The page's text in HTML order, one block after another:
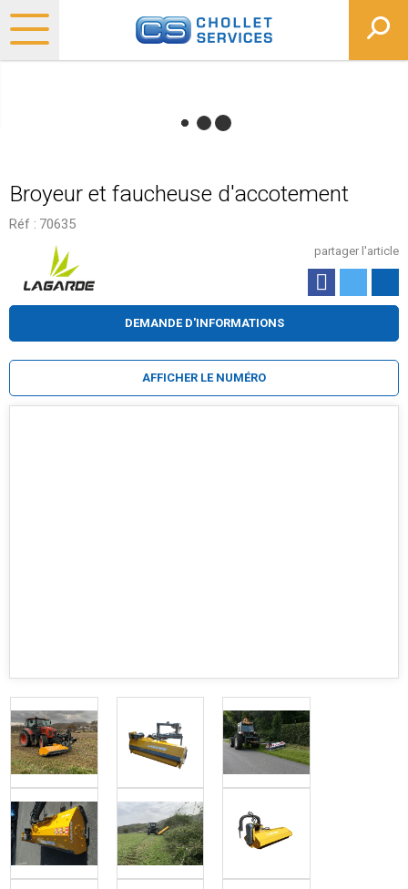
Broyeur et faucheuse d'accotement
Réf : 70635
partager l'article
DEMANDE D'INFORMATIONS
AFFICHER LE NUMÉRO